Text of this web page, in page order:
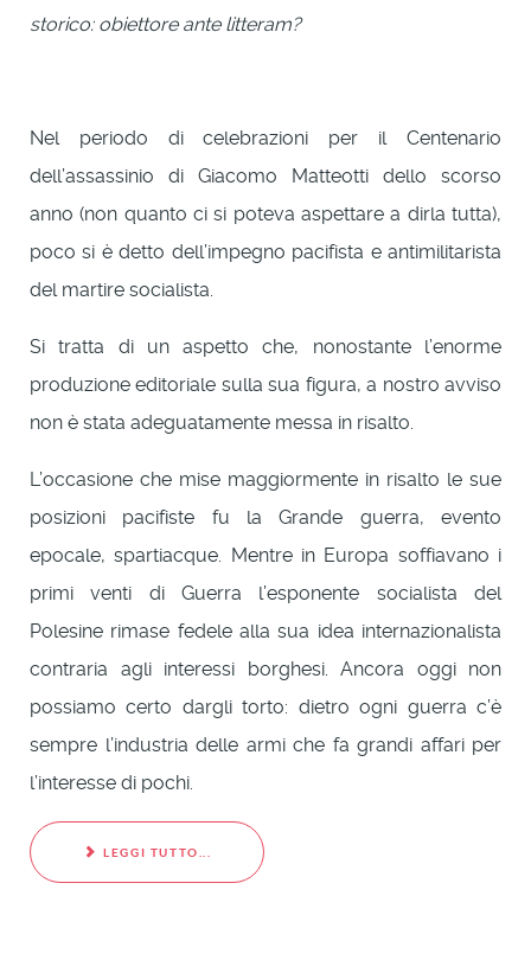
storico: obiettore ante litteram?
Nel periodo di celebrazioni per il Centenario
dell’assassinio di Giacomo Matteotti dello scorso
anno (non quanto ci si poteva aspettare a dirla tutta),
poco si è detto dell’impegno pacifista e antimilitarista
del martire socialista.
Si tratta di un aspetto che, nonostante l’enorme
produzione editoriale sulla sua figura, a nostro avviso
non è stata adeguatamente messa in risalto.
L’occasione che mise maggiormente in risalto le sue
posizioni pacifiste fu la Grande guerra, evento
epocale, spartiacque. Mentre in Europa soffiavano i
primi venti di Guerra l’esponente socialista del
Polesine rimase fedele alla sua idea internazionalista
contraria agli interessi borghesi. Ancora oggi non
possiamo certo dargli torto: dietro ogni guerra c’è
sempre l’industria delle armi che fa grandi affari per
l’interesse di pochi.
LEGGI TUTTO...